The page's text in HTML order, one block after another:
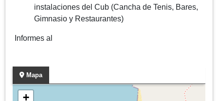
instalaciones del Cub (Cancha de Tenis, Bares,
Gimnasio y Restaurantes)
Informes al
Mapa
+